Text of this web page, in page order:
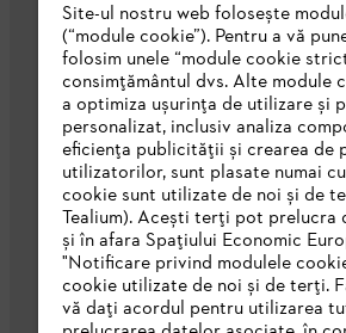
STIHL
Despre noi
Catalog
Linia de
Site-ul nostru web folosește
(“module cookie”). Pentru a vă
folosim unele “module cookie
consimțământul dvs. Alte module
a optimiza ușurința de utilizare și
personalizat, inclusiv analiza
eficiența publicității și crearea de
utilizatorilor, sunt plasate numai
cookie sunt utilizate de noi și de
Tealium). Acești terți pot prelucra
și în afara Spațiului Economic
"Notificare privind modulele
cookie utilizate de noi și de terți.
vă dați acordul pentru utilizarea